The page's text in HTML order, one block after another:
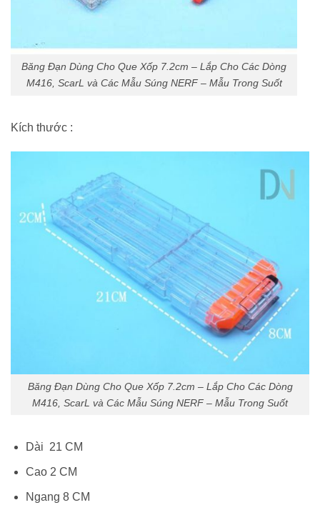
Băng Đạn Dùng Cho Que Xốp 7.2cm – Lắp Cho Các Dòng
M416, ScarL và Các Mẫu Súng NERF – Mẫu Trong Suốt
Kích thước :
Băng Đạn Dùng Cho Que Xốp 7.2cm – Lắp Cho Các Dòng
M416, ScarL và Các Mẫu Súng NERF – Mẫu Trong Suốt
Dài 21 CM
Cao 2 CM
Ngang 8 CM